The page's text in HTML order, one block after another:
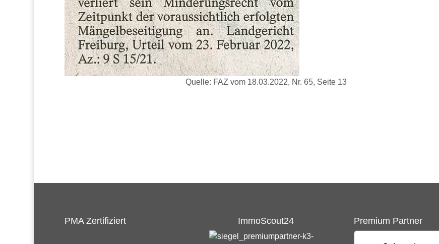
Quelle: FAZ vom 18.03.2022, Nr. 65, Seite 13
PMA Zertifiziert ImmoScout24 Premium Partner